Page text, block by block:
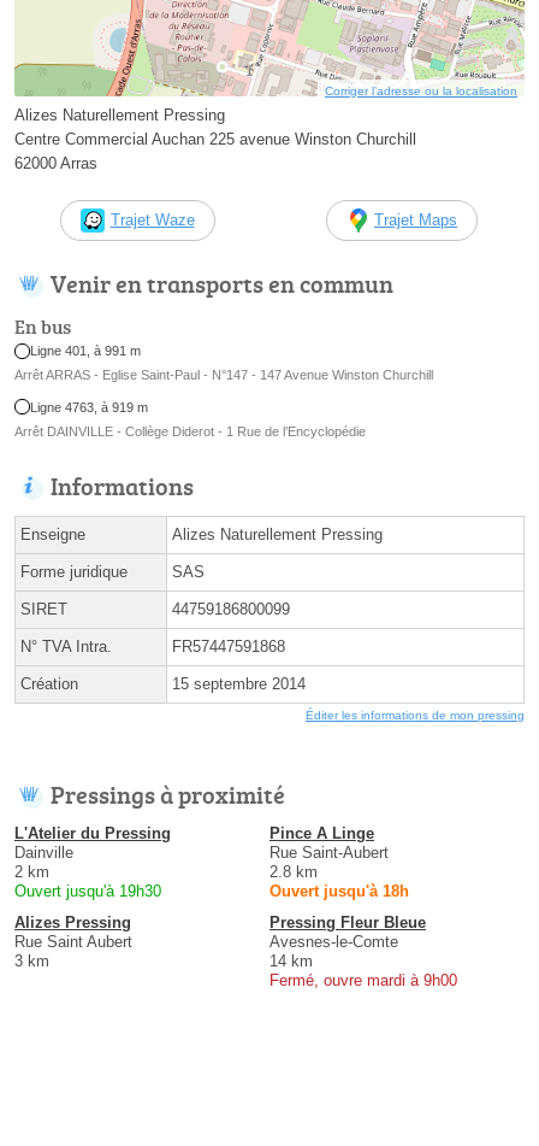
Corriger l’adresse ou la localisation
Alizes Naturellement Pressing
Centre Commercial Auchan 225 avenue Winston Churchill
62000 Arras
Trajet Waze Trajet Maps
Venir en transports en commun
En bus
Ligne 401, à 991 m
Arrêt ARRAS - Eglise Saint-Paul - N°147 - 147 Avenue Winston Churchill
Ligne 4763, à 919 m
Arrêt DAINVILLE - Collège Diderot - 1 Rue de l’Encyclopédie
Informations
Enseigne Alizes Naturellement Pressing
Forme juridique SAS
SIRET 44759186800099
N° TVA Intra. FR57447591868
Création 15 septembre 2014
Éditer les informations de mon pressing
Pressings à proximité
L'Atelier du Pressing
Dainville
2 km
Ouvert jusqu'à 19h30
Pince A Linge
Rue Saint-Aubert
2.8 km
Ouvert jusqu'à 18h
Alizes Pressing
Rue Saint Aubert
3 km
Pressing Fleur Bleue
Avesnes-le-Comte
14 km
Fermé, ouvre mardi à 9h00